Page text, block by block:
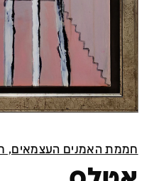
חממת האמנים העצמאים,